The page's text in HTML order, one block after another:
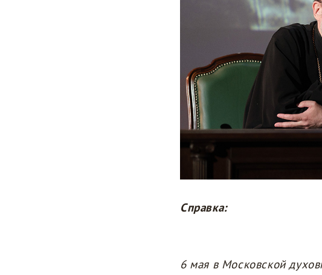
Справка:
6 мая в Московской